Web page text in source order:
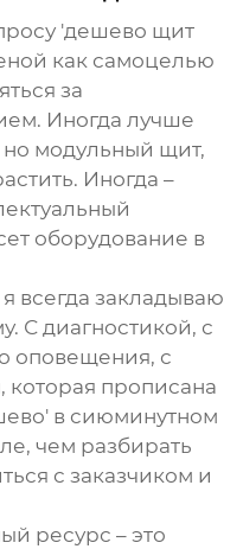
'дешево щит
как самоцелью
за
Иногда лучше
но модульный щит,
Иногда –
оборудование в
всегда закладываю
С диагностикой, с
оповещения, с
которая прописана
в сиюминутном
чем разбирать
с заказчиком и
ресурс – это